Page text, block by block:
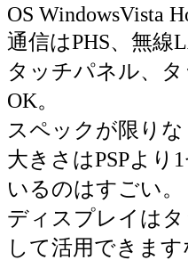
OS WindowsVista
通信はPHS、無線
タッチパネル、
OK。
スペックが限り
大きさはPSPより
いるのはすごい。
ディスプレイは
して活用できます